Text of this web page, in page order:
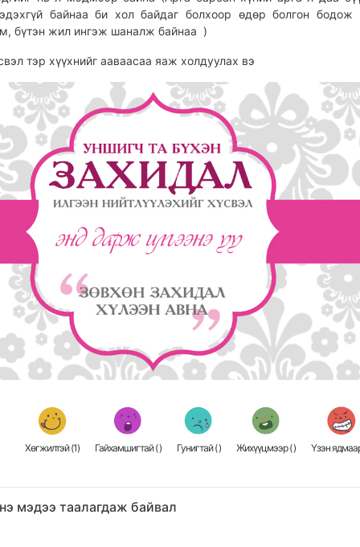
байнаа би хол байдаг болхоор өдөр болгон бодож
бүтэн жил ингэж шаналж байнаа )
тэр хүүхнийг ааваасаа яаж холдуулах вэ
Хөгжилтэй (1) Гайхамшигтай () Гунигтай () Жихүүцмээр () Үзэн
мэдээ таалагдаж байвал